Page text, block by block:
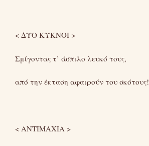
< ΔΥΟ ΚΥΚΝΟΙ >
Σμίγοντας τ’ άσπιλο λευκό τους,
από την έκταση αφαιρούν του σκότους!
< ΑΝΤΙΜΑΧΙΑ >